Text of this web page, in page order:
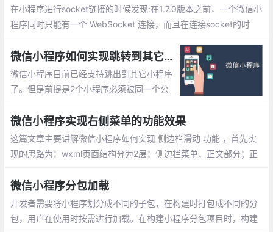
在小程序进行socket链接的时候发现:在1.7.0版本之前，一个微信小
程序同时只能有一个 WebSocket 连接，而且在连接socket的时
且自动关闭了socket连接。
微信小程序如何实现跳转到其它小程序的功能
微信小程序目前已经支持跳出到其它小程序
了。但是前提是2个小程序必须被同一个公
就实现小程序之间相互跳转的步骤。
微信小程序实现右侧菜单的功能效果
这篇文章主要讲解微信小程序如何实现 侧边栏滑动 功能 ，首先实
现的思路为：wxml页面结构分为2层：侧边栏菜单、正文部分；正
微信小程序分包加载
开发者需要将小程序划分成不同的子包，在构建时打包成不同的分
包，用户在使用时按需进行加载。在构建小程序分包项目时，构建